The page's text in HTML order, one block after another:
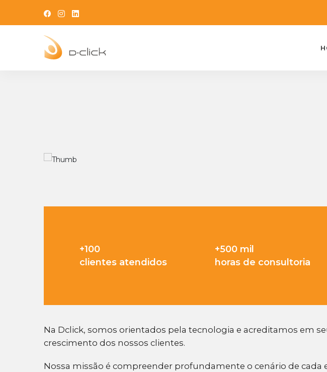
+100
clientes atendidos
+500 mil
horas de consultoria
Na Dclick, somos orientados pela tecnologia e acreditamos em
crescimento dos nossos clientes.
Nossa missão é compreender profundamente o cenário de